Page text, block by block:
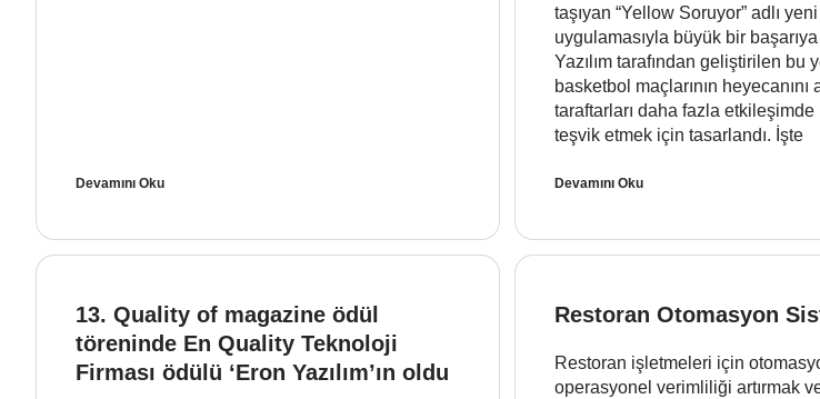
Devamını Oku
taşıyan “Yellow Soruyor” adlı
uygulamasıyla büyük bir
Yazılım tarafından geliştirilen bu
basketbol maçlarının heyecanını
taraftarları daha fazla
teşvik etmek için tasarlandı. İşte
Devamını Oku
13. Quality of magazine ödül
töreninde En Quality Teknoloji
Firması ödülü ‘Eron Yazılım’ın oldu
Restoran Otomasyon
Restoran işletmeleri için
operasyonel verimliliği artırmak